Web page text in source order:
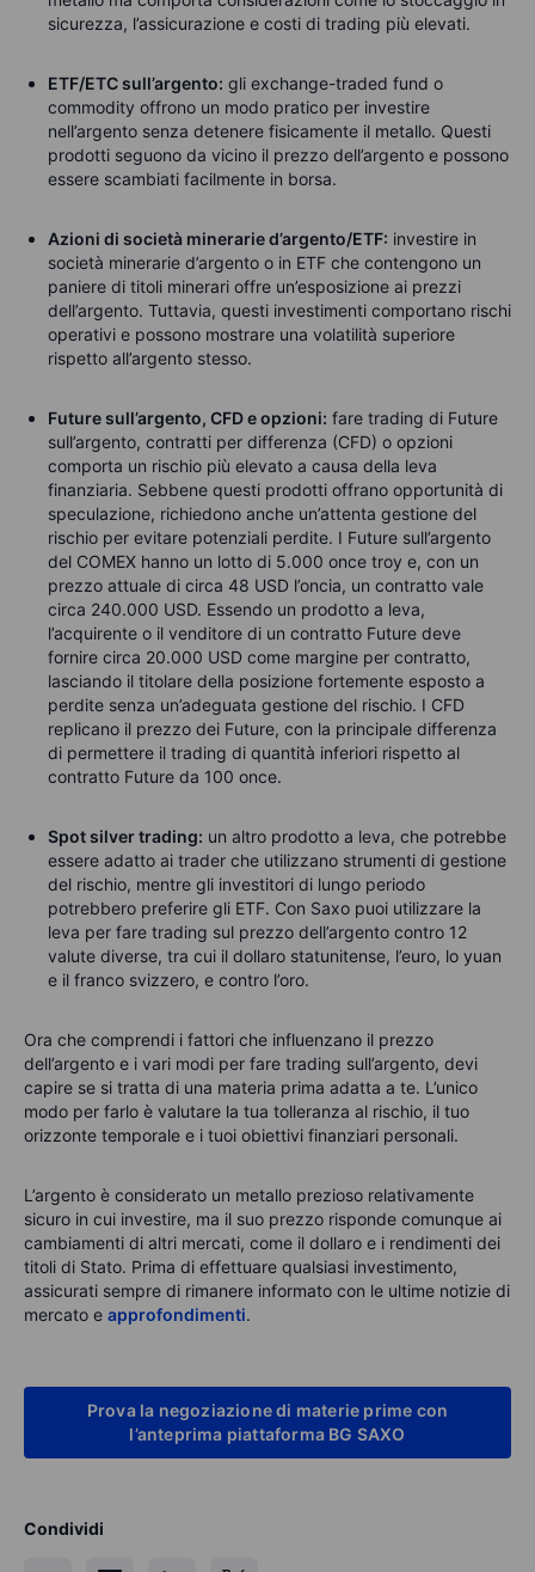
sicurezza, l’assicurazione e costi di trading più elevati.
ETF/ETC sull’argento: gli exchange-traded fund o
commodity offrono un modo pratico per investire
nell’argento senza detenere fisicamente il metallo. Questi
prodotti seguono da vicino il prezzo dell’argento e possono
essere scambiati facilmente in borsa.
Azioni di società minerarie d’argento/ETF: investire in
società minerarie d’argento o in ETF che contengono un
paniere di titoli minerari offre un’esposizione ai prezzi
dell’argento. Tuttavia, questi investimenti comportano rischi
operativi e possono mostrare una volatilità superiore
rispetto all’argento stesso.
Future sull’argento, CFD e opzioni: fare trading di Future
sull’argento, contratti per differenza (CFD) o opzioni
comporta un rischio più elevato a causa della leva
finanziaria. Sebbene questi prodotti offrano opportunità di
speculazione, richiedono anche un’attenta gestione del
rischio per evitare potenziali perdite. I Future sull’argento
del COMEX hanno un lotto di 5.000 once troy e, con un
prezzo attuale di circa 48 USD l’oncia, un contratto vale
circa 240.000 USD. Essendo un prodotto a leva,
l’acquirente o il venditore di un contratto Future deve
fornire circa 20.000 USD come margine per contratto,
lasciando il titolare della posizione fortemente esposto a
perdite senza un’adeguata gestione del rischio. I CFD
replicano il prezzo dei Future, con la principale differenza
di permettere il trading di quantità inferiori rispetto al
contratto Future da 100 once.
Spot silver trading: un altro prodotto a leva, che potrebbe
essere adatto ai trader che utilizzano strumenti di gestione
del rischio, mentre gli investitori di lungo periodo
potrebbero preferire gli ETF. Con Saxo puoi utilizzare la
leva per fare trading sul prezzo dell’argento contro 12
valute diverse, tra cui il dollaro statunitense, l’euro, lo yuan
e il franco svizzero, e contro l’oro.
Ora che comprendi i fattori che influenzano il prezzo
dell’argento e i vari modi per fare trading sull’argento, devi
capire se si tratta di una materia prima adatta a te. L’unico
modo per farlo è valutare la tua tolleranza al rischio, il tuo
orizzonte temporale e i tuoi obiettivi finanziari personali.
L’argento è considerato un metallo prezioso relativamente
sicuro in cui investire, ma il suo prezzo risponde comunque ai
cambiamenti di altri mercati, come il dollaro e i rendimenti dei
titoli di Stato. Prima di effettuare qualsiasi investimento,
assicurati sempre di rimanere informato con le ultime notizie di
mercato e approfondimenti.
Prova la negoziazione di materie prime con
l’anteprima piattaforma BG SAXO
Condividi